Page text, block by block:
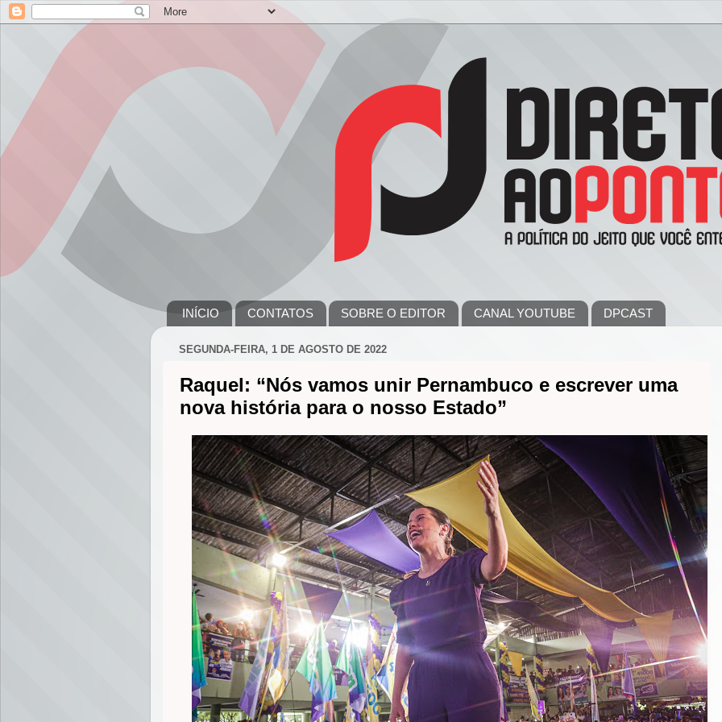
INÍCIO CONTATOS SOBRE O EDITOR CANAL YOUTUBE DPCAST
SEGUNDA-FEIRA, 1 DE AGOSTO DE 2022
Raquel: “Nós vamos unir Pernambuco e escrever uma
nova história para o nosso Estado”